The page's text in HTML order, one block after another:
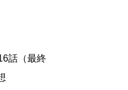
話（最終